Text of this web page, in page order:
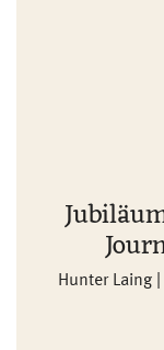
Hunter Laing